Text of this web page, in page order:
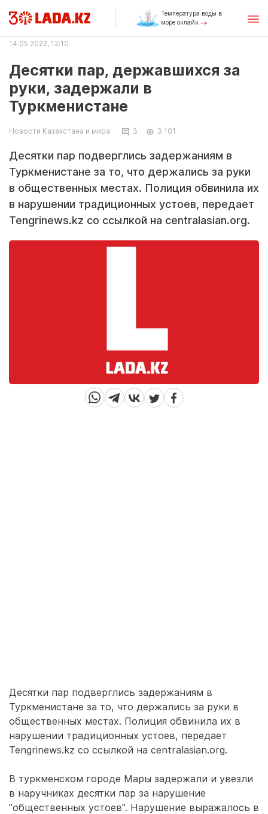
Температура воды в
море онлайн
14.05.2022, 12:10
Десятки пар, державшихся за
руки, задержали в
Туркменистане
Новости Казахстана и мира 3 3 101
Десятки пар подверглись задержаниям в
Туркменистане за то, что держались за руки
в общественных местах. Полиция обвинила их
в нарушении традиционных устоев, передает
Tengrinews.kz со ссылкой на centralasian.org.
Десятки пар подверглись задержаниям в
Туркменистане за то, что держались за руки в
общественных местах. Полиция обвинила их в
нарушении традиционных устоев, передает
Tengrinews.kz со ссылкой на centralasian.org.
В туркменском городе Мары задержали и увезли
в наручниках десятки пар за нарушение
"общественных устоев". Нарушение выражалось в